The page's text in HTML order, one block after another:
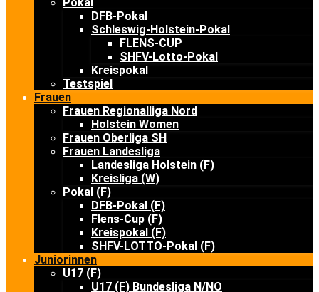
DFB-Pokal
Schleswig-Holstein-Pokal
FLENS-CUP
SHFV-Lotto-Pokal
Kreispokal
Testspiel
Frauen
Frauen Regionalliga Nord
Holstein Women
Frauen Oberliga SH
Frauen Landesliga
Landesliga Holstein (F)
Kreisliga (W)
Pokal (F)
DFB-Pokal (F)
Flens-Cup (F)
Kreispokal (F)
SHFV-LOTTO-Pokal (F)
Juniorinnen
U17 (F)
U17 (F) Bundesliga N/NO